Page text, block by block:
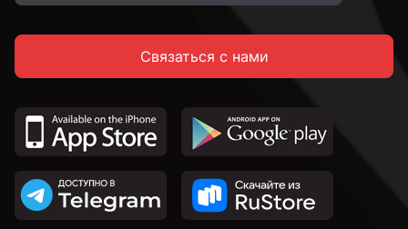
Связаться с нами